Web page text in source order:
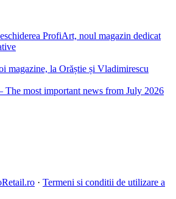
ProfiArt, noul magazin dedicat
magazine, la Orăștie și Vladimirescu
The most important news from July 2026
· Termeni si conditii de utilizare a